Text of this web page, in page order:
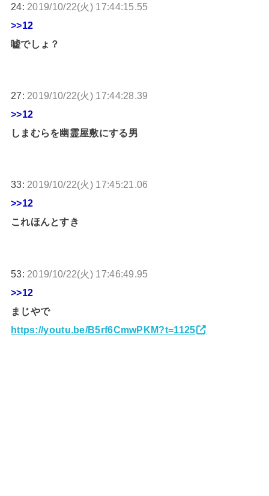
24: 2019/10/22(火) 17:44:15.55
>>12
嘘でしょ？
27: 2019/10/22(火) 17:44:28.39
>>12
しまむらを幽霊屋敷にする男
33: 2019/10/22(火) 17:45:21.06
>>12
これほんとすき
53: 2019/10/22(火) 17:46:49.95
>>12
まじやで
https://youtu.be/B5rf6CmwPKM?t=1125